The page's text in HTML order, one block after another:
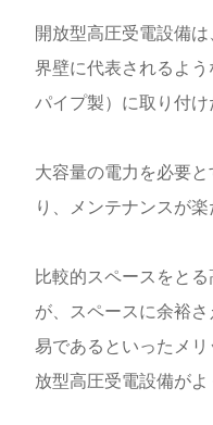
開放型高圧受電設備
界壁に代表されるよ
パイプ製）に取り付け
大容量の電力を必要
り、メンテナンスが
比較的スペースをと
が、スペースに余裕
易であるといったメ
放型高圧受電設備がよ